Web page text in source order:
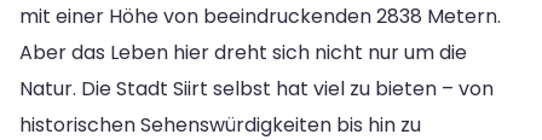
mit einer Höhe von beeindruckenden 2838 Metern.
Aber das Leben hier dreht sich nicht nur um die
Natur. Die Stadt Siirt selbst hat viel zu bieten – von
historischen Sehenswürdigkeiten bis hin zu